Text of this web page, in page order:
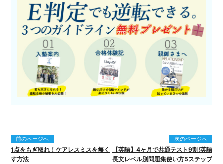
前のページへ
1点をもぎ取れ！ケアレスミスを無く
す方法
次のページへ
【英語】4ヶ月で共通テスト9割!英語
長文レベル別問題集使い方5ステップ